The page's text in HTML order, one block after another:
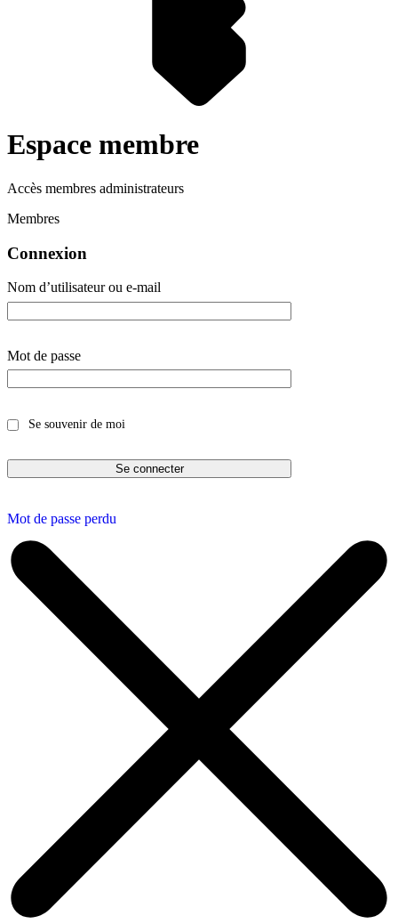
Espace membre
Accès membres administrateurs
Membres
Connexion
Nom d’utilisateur ou e-mail
Mot de passe
Se souvenir de moi
Mot de passe perdu